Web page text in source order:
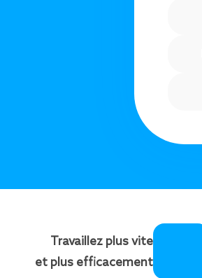
Travaillez plus vite
et plus efficacement